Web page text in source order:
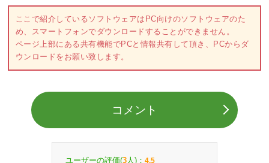
ここで紹介しているソフトウェアはPC向けのソフトウェアのた
め、スマートフォンでダウンロードすることができません。
ページ上部にある共有機能でPCと情報共有して頂き、PCからダ
ウンロードをお願い致します。
コメント
ユーザーの評価(3 人)： 4.5